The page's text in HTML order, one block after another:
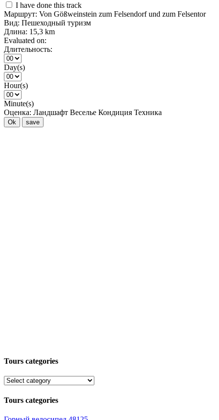
I have done this track
Маршрут: Von Gößweinstein zum Felsendorf und zum Felsentor
Вид: Пешеходный туризм
Длина: 15,3 km
Evaluated on:
Длительность:
Day(s)
Hour(s)
Minute(s)
Оценка: Ландшафт Веселье Кондиция Техника
Ok save
Tours categories
Tours categories